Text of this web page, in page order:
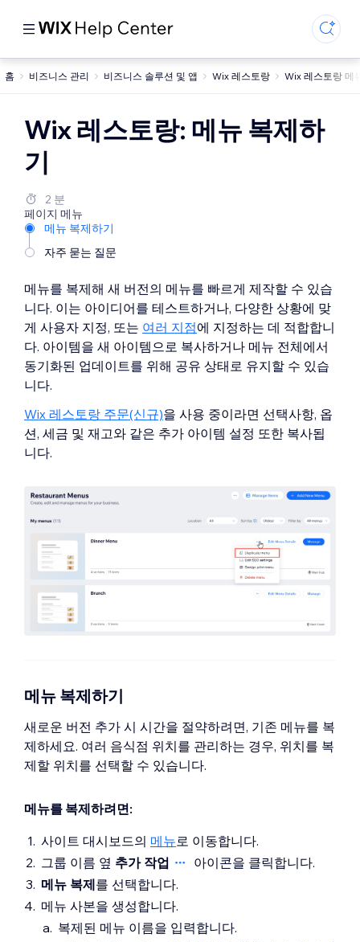
홈 비즈니스 관리 비즈니스 솔루션 및 앱 Wix 레스토랑 Wix 레스토랑 메
Wix 레스토랑: 메뉴 복제하
기
2 분
페이지 메뉴
메뉴 복제하기
자주 묻는 질문
메뉴를 복제해 새 버전의 메뉴를 빠르게 제작할 수 있습
니다. 이는 아이디어를 테스트하거나, 다양한 상황에 맞
게 사용자 지정, 또는 여러 지점에 지정하는 데 적합합니
다. 아이템을 새 아이템으로 복사하거나 메뉴 전체에서
동기화된 업데이트를 위해 공유 상태로 유지할 수 있습
니다.
Wix 레스토랑 주문(신규)을 사용 중이라면 선택사항, 옵
션, 세금 및 재고와 같은 추가 아이템 설정 또한 복사됩
니다.
메뉴 복제하기
새로운 버전 추가 시 시간을 절약하려면, 기존 메뉴를 복
제하세요. 여러 음식점 위치를 관리하는 경우, 위치를 복
제할 위치를 선택할 수 있습니다.
메뉴를 복제하려면:
사이트 대시보드의 메뉴로 이동합니다.
그룹 이름 옆 추가 작업
아이콘을 클릭합니다.
메뉴 복제를 선택합니다.
메뉴 사본을 생성합니다.
복제된 메뉴 이름을 입력합니다.